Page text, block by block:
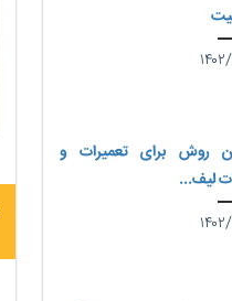
۲/۲۵
روش برای تعمیرات و
لیف...
۲/۲۴